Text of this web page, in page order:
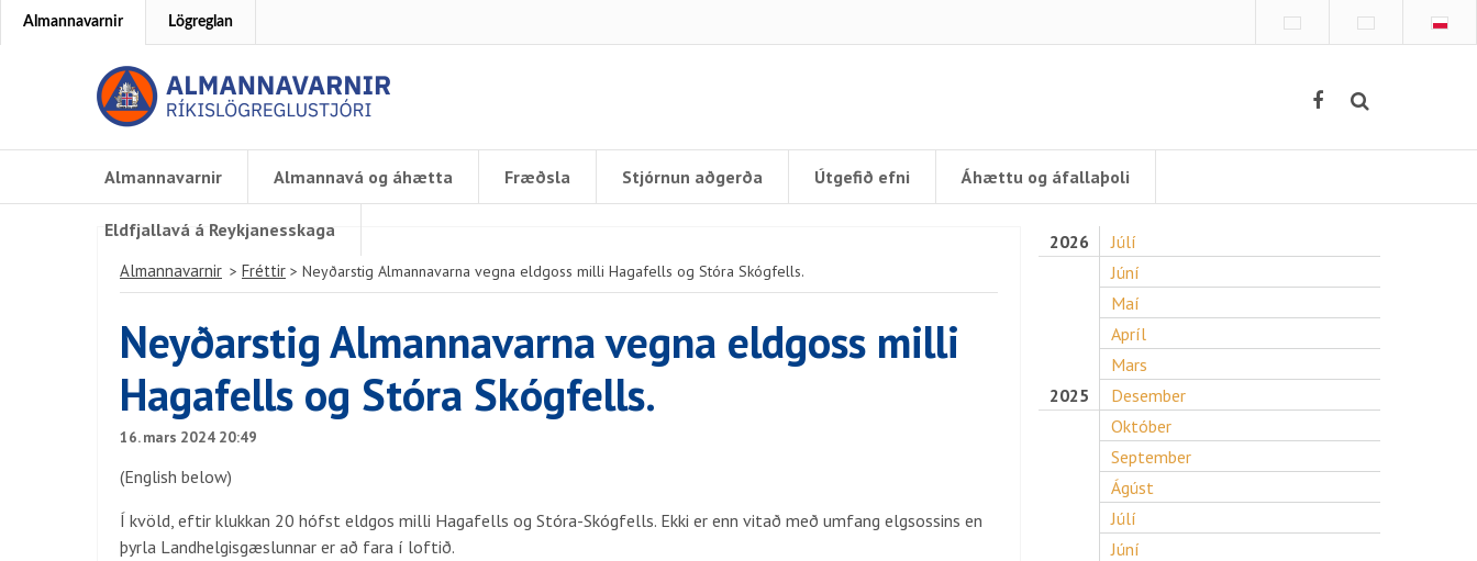
Almannavarnir Lögreglan
Almannavarnir Almannavá og áhætta Fræðsla Stjórnun aðgerða Útgefið efni Áhættu og áfallaþoli
Eldfjallavá á Reykjanesskaga
Almannavarnir > Fréttir > Neyðarstig Almannavarna vegna eldgoss milli Hagafells og Stóra Skógfells.
Neyðarstig Almannavarna vegna eldgoss milli
Hagafells og Stóra Skógfells.
16. mars 2024 20:49
(English below)
Í kvöld, eftir klukkan 20 hófst eldgos milli Hagafells og Stóra-Skógfells. Ekki er enn vitað með umfang elgsossins en
þyrla Landhelgisgæslunnar er að fara í loftið.
2026
Júlí
Júní
Maí
Apríl
Mars
2025
Desember
Október
September
Ágúst
Júlí
Júní